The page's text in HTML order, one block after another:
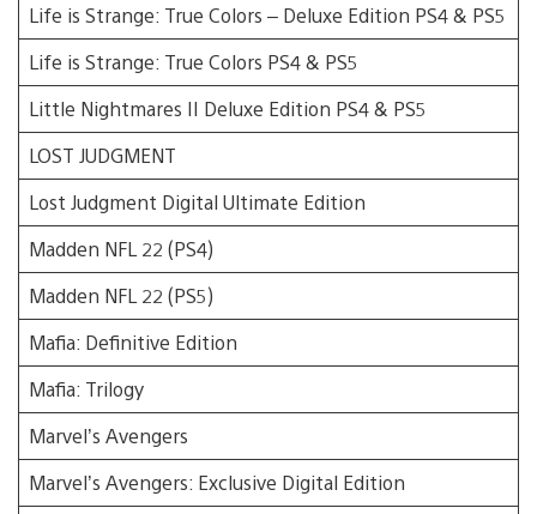
Life is Strange: True Colors – Deluxe Edition PS4 & PS5
Life is Strange: True Colors PS4 & PS5
Little Nightmares II Deluxe Edition PS4 & PS5
LOST JUDGMENT
Lost Judgment Digital Ultimate Edition
Madden NFL 22 (PS4)
Madden NFL 22 (PS5)
Mafia: Definitive Edition
Mafia: Trilogy
Marvel’s Avengers
Marvel’s Avengers: Exclusive Digital Edition